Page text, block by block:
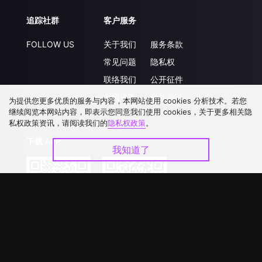
追踪社群
FOLLOW US
客户服务
关于我们
常见问题
联络我们
升级VIP
服务条款
隐私权
公开征件
合作洽談
下载 APP
为提供您更多优质的服务与内容，本网站使用 cookies 分析技术。若您
继续阅览本网站内容，即表示您同意我们使用 cookies，关于更多相关隐
私权政策资讯，请阅读我们的隐私权政策。
我知道了